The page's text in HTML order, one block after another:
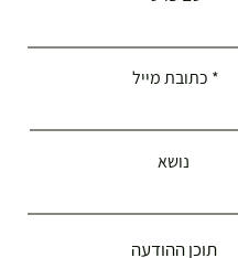
כתובת מייל
נושא
תוכן ההודעה